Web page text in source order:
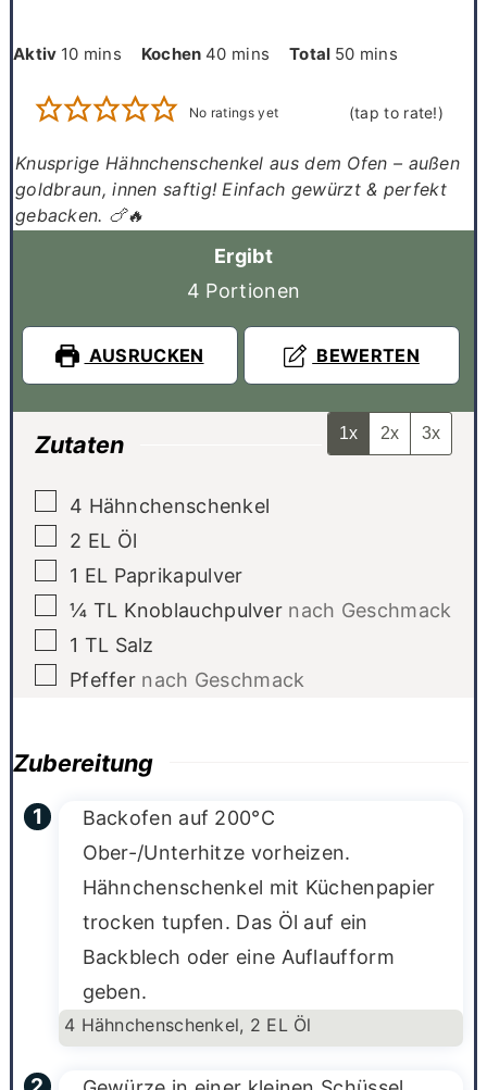
Aktiv 10minutes
mins Kochen 40minutes
mins Total 50minutes
mins
No ratings yet
Knusprige Hähnchenschenkel aus dem Ofen – außen
goldbraun, innen saftig! Einfach gewürzt & perfekt
gebacken. 🍗🔥
Ergibt
4 Portionen
AUSRUCKEN BEWERTEN
Zutaten 1x 2x 3x
▢
4 Hähnchenschenkel
▢
2 EL Öl
▢
1 EL Paprikapulver
▢
¼ TL Knoblauchpulver nach Geschmack
▢
1 TL Salz
▢
Pfeffer nach Geschmack
Zubereitung
Backofen auf 200°C
Ober-/Unterhitze vorheizen.
Hähnchenschenkel mit Küchenpapier
trocken tupfen. Das Öl auf ein
Backblech oder eine Auflaufform
geben.
4 Hähnchenschenkel, 2 EL Öl